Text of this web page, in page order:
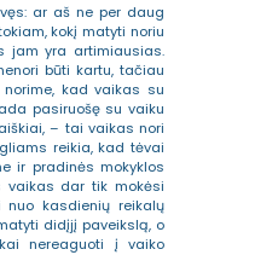
ar aš ne per daug
kokį matyti noriu
jam yra artimiausias.
būti kartu, tačiau
kad vaikas su
pasiruošę su vaiku
– tai vaikas nori
reikia, kad tėvai
ir pradinės mokyklos
vaikas dar tik mokėsi
nuo kasdienių reikalų
didįjį paveikslą, o
nereaguoti į vaiko